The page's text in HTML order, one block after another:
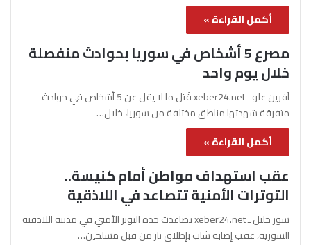
أكمل القراءة »
مصرع 5 أشخاص في سوريا بحوادث منفصلة
خلال يوم واحد
آفرين علو ـ xeber24.net قُتل ما لا يقل عن 5 أشخاص في حوادث
متفرقة شهدتها مناطق مختلفة من سوريا، خلال…
أكمل القراءة »
عقب استهداف مواطن أمام كنيسة..
التوترات الأمنية تتصاعد في اللاذقية
سوز خليل ـ xeber24.net تصاعدت حدة التوتر الأمني في مدينة اللاذقية
السورية، عقب إصابة شاب بإطلاق نار من قبل مسلحين…